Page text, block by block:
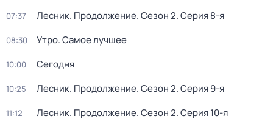
07:37 Лесник. Продолжение. Сезон 2. Серия 8-я
08:30 Утро. Самое лучшее
10:00 Сегодня
10:25 Лесник. Продолжение. Сезон 2. Серия 9-я
11:12 Лесник. Продолжение. Сезон 2. Серия 10-я